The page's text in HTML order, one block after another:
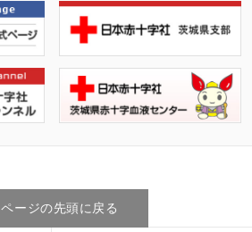
ページの先頭に戻る